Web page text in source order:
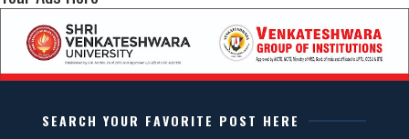
SEARCH YOUR FAVORITE POST HERE